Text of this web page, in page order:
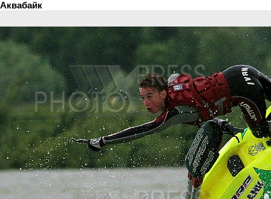
Аквабайк